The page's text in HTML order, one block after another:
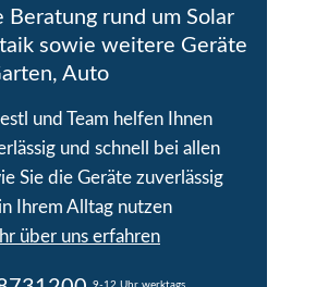
Beratung rund um Solar
sowie weitere Geräte
Auto
und Team helfen Ihnen
und schnell bei allen
Sie die Geräte zuverlässig
Ihrem Alltag nutzen
über uns erfahren